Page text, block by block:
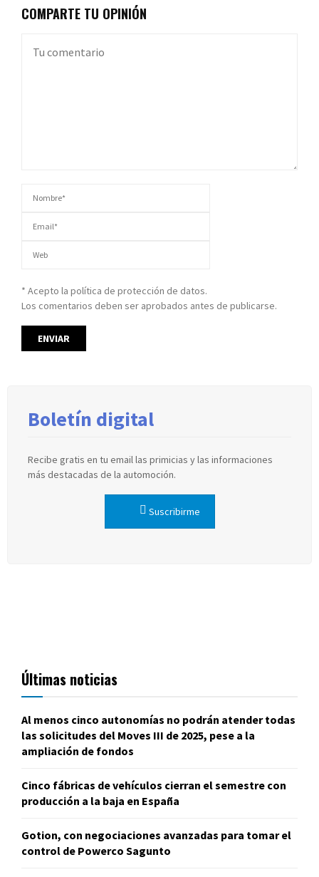
COMPARTE TU OPINIÓN
* Acepto la política de protección de datos.
Los comentarios deben ser aprobados antes de publicarse.
Boletín digital
Recibe gratis en tu email las primicias y las informaciones
más destacadas de la automoción.
Suscribirme
Últimas noticias
Al menos cinco autonomías no podrán atender todas
las solicitudes del Moves III de 2025, pese a la
ampliación de fondos
Cinco fábricas de vehículos cierran el semestre con
producción a la baja en España
Gotion, con negociaciones avanzadas para tomar el
control de Powerco Sagunto